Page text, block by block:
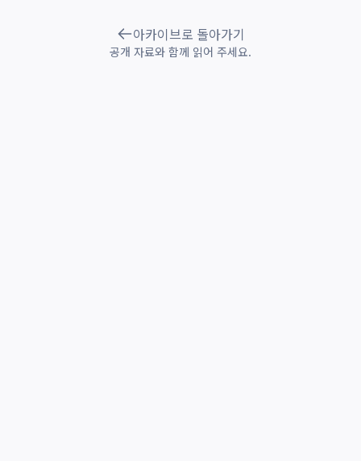
아카이브로 돌아가기
공개 자료와 함께 읽어 주세요.